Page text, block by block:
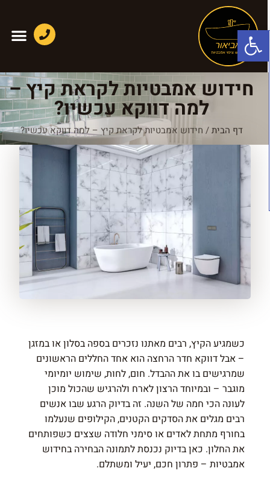
פתח סרגל נגישות
חידוש אמבטיות לקראת קיץ –
למה דווקא עכשיו?
דף הבית/ חידוש אמבטיות לקראת קיץ – למה דווקא עכשיו?
כשמגיע הקיץ, רבים מאתנו נזכרים בספה בסלון או במזגן
– אבל דווקא חדר הרחצה הוא אחד החללים הראשונים
שמרגישים בו את ההבדל. חום, לחות, שימוש יומיומי
מוגבר – ובמיוחד הרצון לארח ולהרגיש שהכול מוכן
לעונה הכי חמה של השנה. זה בדיוק הרגע שבו אנשים
רבים מגלים את הסדקים הקטנים, הקילופים שנעלמו
בחורף מתחת לאדים או סימני חלודה שצצים כשפותחים
את החלון. כאן בדיוק נכנסת לתמונה הבחירה בחידוש
אמבטיות – פתרון חכם, יעיל ומשתלם.